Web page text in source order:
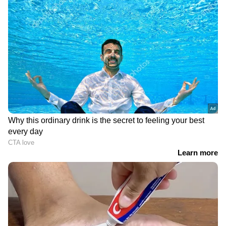
ഇന്ത്യയിലെയും ലോകമെമ്പാടുമുള്ള എല്ലാ
India Newsഅറിയാൻ എപ്പോഴും ഏഷ്യാനെറ്റ്
ന്യൂസ് വാർത്തകൾ.Malayalam News
തത്സമയ അപ്‌ഡേറ്റുകളും ആഴത്തിലുള്ള
വിശകലനവും സമഗ്രമായ റിപ്പോർട്ടിംഗും —
എല്ലാം ഒരൊറ്റ സ്ഥലത്ത്. ഏത് സമയത്തും,
എവിടെയും വിശ്വസനീയമായ വാർത്തകൾ
ലഭിക്കാൻAsianet News Malayalam